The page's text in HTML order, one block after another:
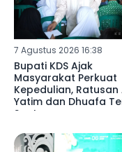
7 Agustus 2026 16:38
Bupati KDS Ajak
Masyarakat Perkuat
Kepedulian, Ratusan
Yatim dan Dhuafa
Santunan